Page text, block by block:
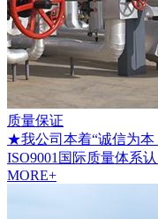
质量保证
★我公司本着“诚信为本
ISO9001国际质量体系认
MORE+